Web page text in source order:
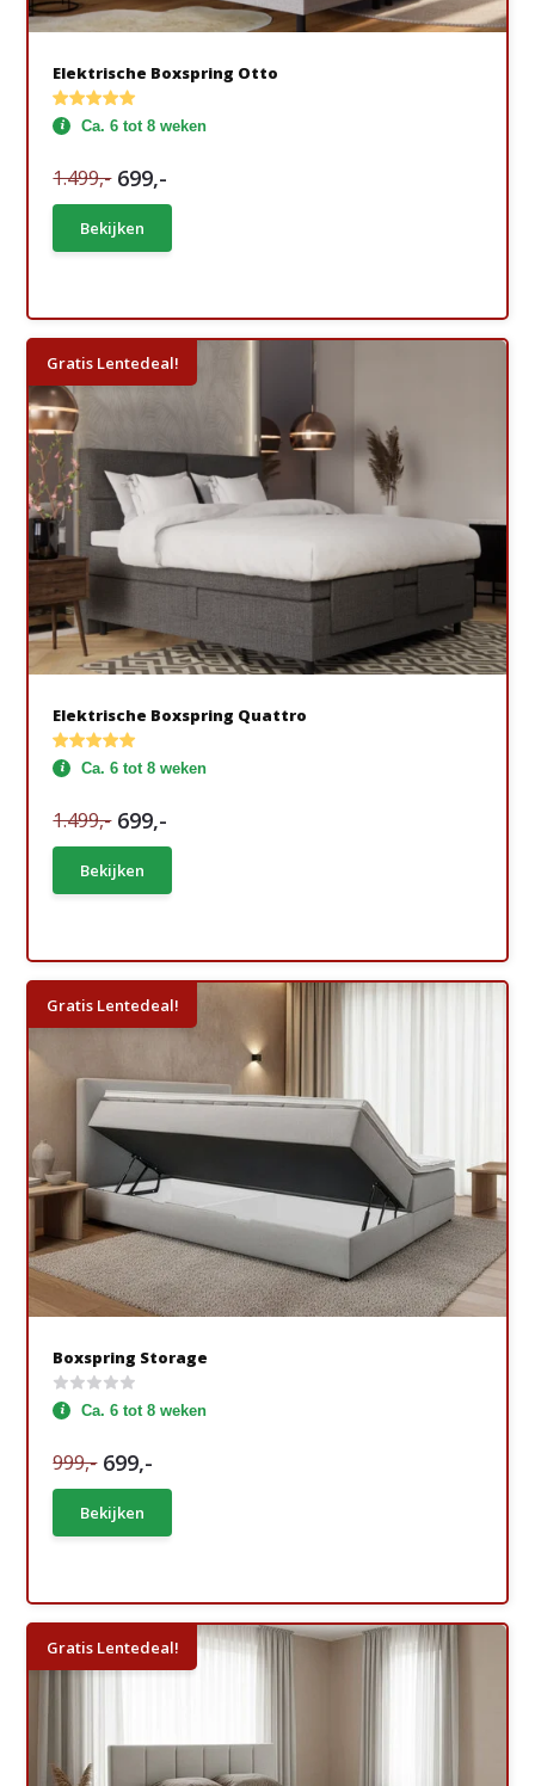
Elektrische Boxspring Otto
Ca. 6 tot 8 weken
1.499,- 699,-
Bekijken
Gratis Lentedeal!
Elektrische Boxspring Quattro
Ca. 6 tot 8 weken
1.499,- 699,-
Bekijken
Gratis Lentedeal!
Boxspring Storage
Ca. 6 tot 8 weken
999,- 699,-
Bekijken
Gratis Lentedeal!